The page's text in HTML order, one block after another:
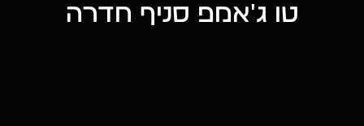
טו ג'אמפ סניף חדרה